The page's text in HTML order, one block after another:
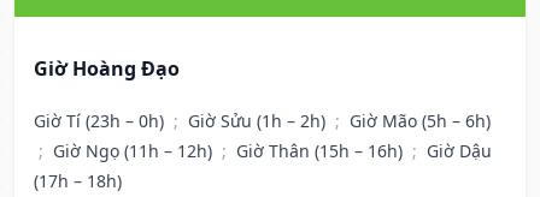
Giờ Hoàng Đạo
Giờ Tí (23h – 0h) ; Giờ Sửu (1h – 2h) ; Giờ Mão (5h – 6h)
; Giờ Ngọ (11h – 12h) ; Giờ Thân (15h – 16h) ; Giờ Dậu
(17h – 18h)